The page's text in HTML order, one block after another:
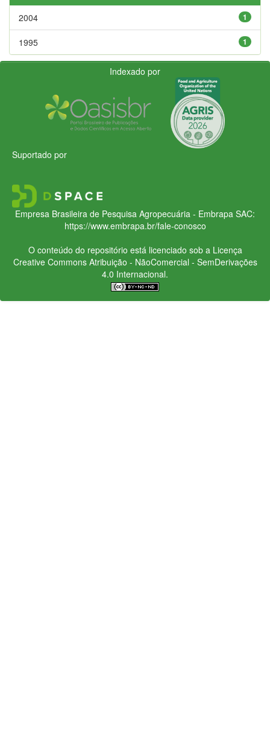
1
2004
1
1995
Indexado por
Suportado por
Empresa Brasileira de Pesquisa Agropecuária - Embrapa SAC:
https://www.embrapa.br/fale-conosco
O conteúdo do repositório está licenciado sob a Licença
Creative CommonsAtribuição - NãoComercial - SemDerivações
4.0 Internacional.